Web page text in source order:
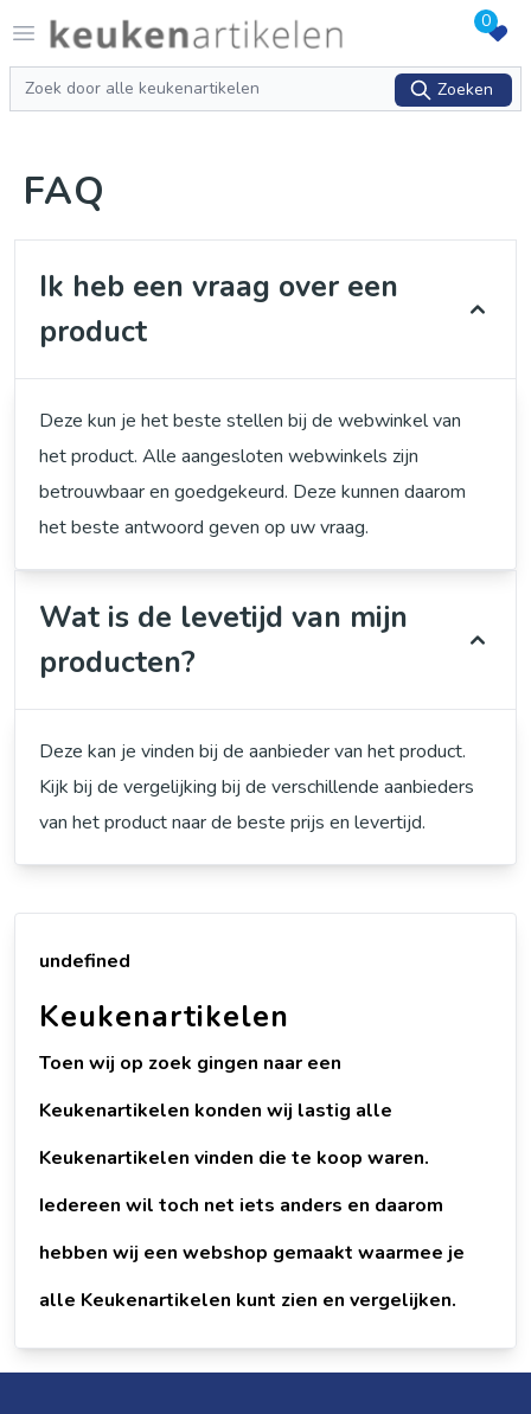
Open menu
Logo keukenartikelen.com 0
Zoeken
Zoeken
FAQ
Ik heb een vraag over een
product
Deze kun je het beste stellen bij de webwinkel van
het product. Alle aangesloten webwinkels zijn
betrouwbaar en goedgekeurd. Deze kunnen daarom
het beste antwoord geven op uw vraag.
Wat is de levetijd van mijn
producten?
Deze kan je vinden bij de aanbieder van het product.
Kijk bij de vergelijking bij de verschillende aanbieders
van het product naar de beste prijs en levertijd.
undefined
Keukenartikelen
Toen wij op zoek gingen naar een
Keukenartikelen konden wij lastig alle
Keukenartikelen vinden die te koop waren.
Iedereen wil toch net iets anders en daarom
hebben wij een webshop gemaakt waarmee je
alle Keukenartikelen kunt zien en vergelijken.